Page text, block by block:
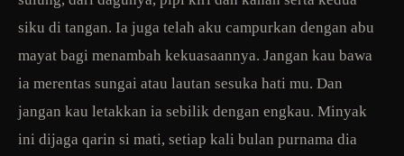
siku di tangan. Ia juga telah aku campurkan dengan abu
mayat bagi menambah kekuasaannya. Jangan kau bawa
ia merentas sungai atau lautan sesuka hati mu. Dan
jangan kau letakkan ia sebilik dengan engkau. Minyak
ini dijaga qarin si mati, setiap kali bulan purnama dia